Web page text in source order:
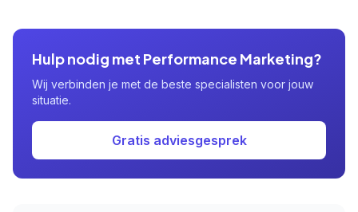
Hulp nodig met Performance Marketing?
Wij verbinden je met de beste specialisten voor jouw
situatie.
Gratis adviesgesprek